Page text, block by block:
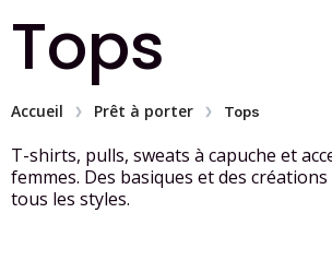
Tops
Accueil Prêt à porter Tops
T-shirts, pulls, sweats à capuche et
femmes. Des basiques et des
tous les styles.